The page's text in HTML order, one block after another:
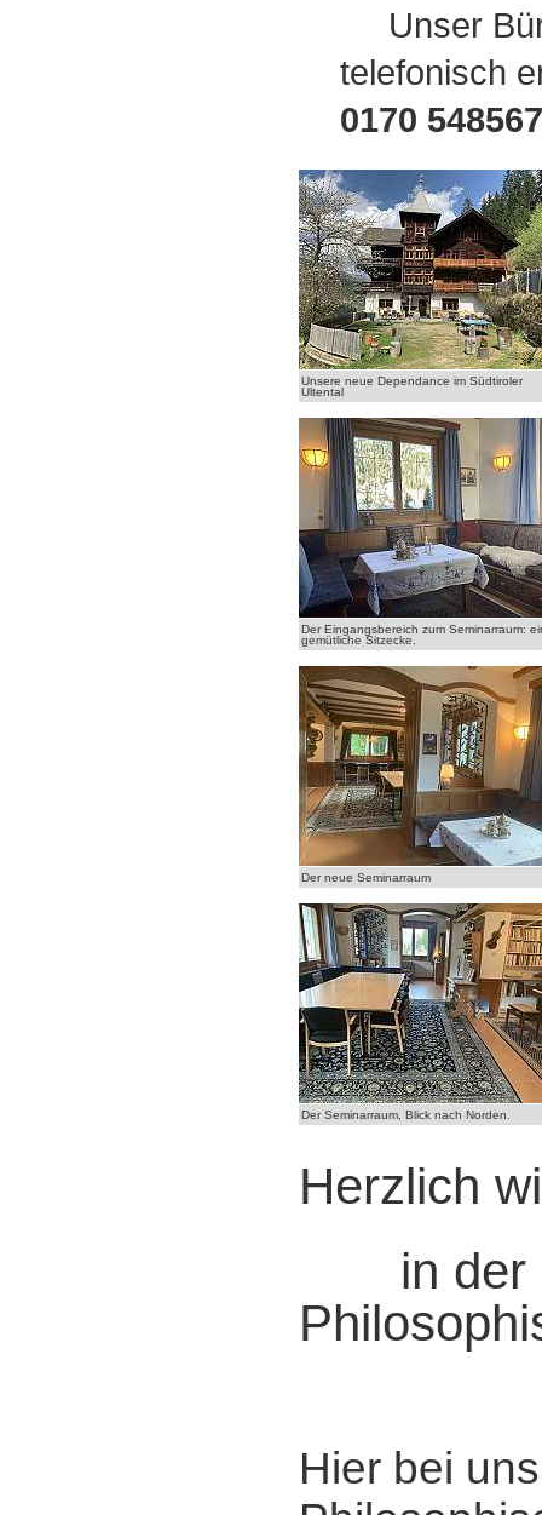
Unser
telefonisch
0170
Unsere neue Dependance im Südtiroler
Ultental
Der Eingangsbereich zum Seminarraum:
gemütliche Sitzecke.
Der neue Seminarraum
Der Seminarraum, Blick nach Norden.
Herzlich
in der
Hier bei